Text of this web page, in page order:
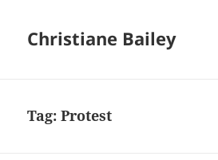
Christiane Bailey
Tag:Protest